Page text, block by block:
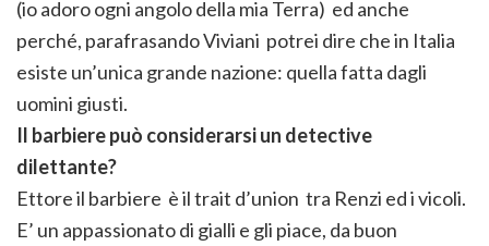
(io adoro ogni angolo della mia Terra) ed anche
perché, parafrasando Viviani potrei dire che in Italia
esiste un’unica grande nazione: quella fatta dagli
uomini giusti.
Il barbiere può considerarsi un detective
dilettante?
Ettore il barbiere è il trait d’union tra Renzi ed i vicoli.
E’ un appassionato di gialli e gli piace, da buon